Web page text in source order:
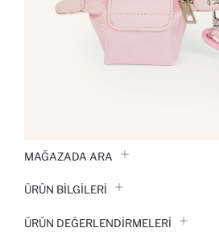
MAĞAZADA ARA
ÜRÜN BILGILERI
ÜRÜN DEĞERLENDİRMELERİ